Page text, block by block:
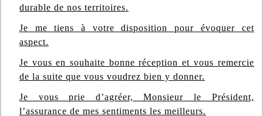
durable de nos territoires.
Je me tiens à votre disposition pour évoquer cet
aspect.
Je vous en souhaite bonne réception et vous remercie
de la suite que vous voudrez bien y donner.
Je vous prie d’agréer, Monsieur le Président,
l’assurance de mes sentiments les meilleurs.